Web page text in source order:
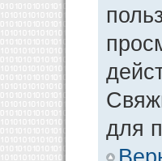
для